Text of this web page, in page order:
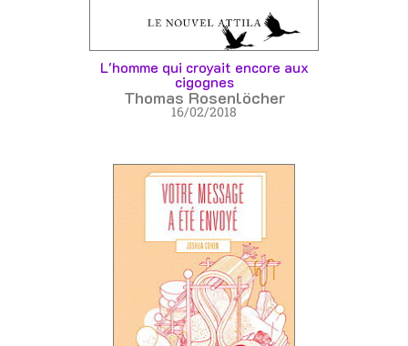
L'homme qui croyait encore aux
cigognes
Thomas Rosenlöcher
16/02/2018